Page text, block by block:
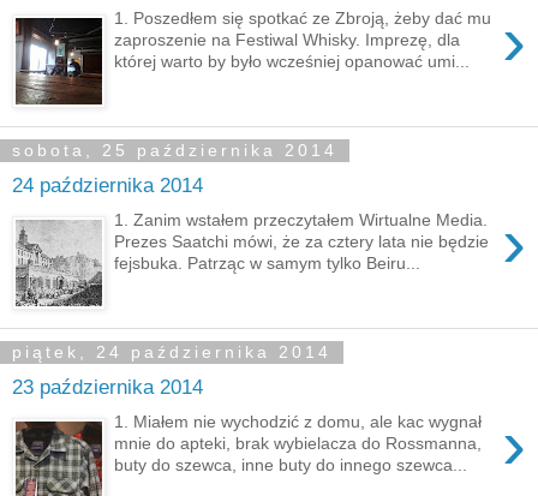
›
1. Poszedłem się spotkać ze Zbroją, żeby dać mu
zaproszenie na Festiwal Whisky. Imprezę, dla
której warto by było wcześniej opanować umi...
sobota, 25 października 2014
24 października 2014
›
1. Zanim wstałem przeczytałem Wirtualne Media.
Prezes Saatchi mówi, że za cztery lata nie będzie
fejsbuka. Patrząc w samym tylko Beiru...
piątek, 24 października 2014
23 października 2014
›
1. Miałem nie wychodzić z domu, ale kac wygnał
mnie do apteki, brak wybielacza do Rossmanna,
buty do szewca, inne buty do innego szewca...